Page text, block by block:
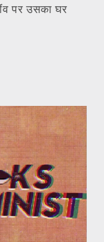
पर उसका घर